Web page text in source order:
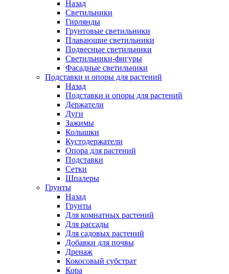
Назад
Светильники
Гирлянды
Грунтовые светильники
Плавающие светильники
Подвесные светильники
Светильники-фигуры
Фасадные светильники
Подставки и опоры для растений
Назад
Подставки и опоры для растений
Держатели
Дуги
Зажимы
Колышки
Кустодержатели
Опора для растений
Подставки
Сетки
Шпалеры
Грунты
Назад
Грунты
Для комнатных растений
Для рассады
Для садовых растений
Добавки для почвы
Дренаж
Кокосовый субстрат
Кора